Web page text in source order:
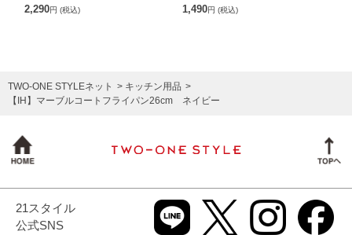
2,290円 (税込) 1,490円 (税込)
TWO-ONE STYLEネット
キッチン用品
【IH】マーブルコートフライパン26cm ネイビー
21スタイル
公式SNS